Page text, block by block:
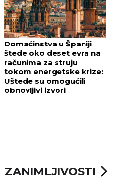
Domaćinstva u Španiji
štede oko deset evra na
računima za struju
tokom energetske krize:
Uštede su omogućili
obnovljivi izvori
ZANIMLJIVOSTI